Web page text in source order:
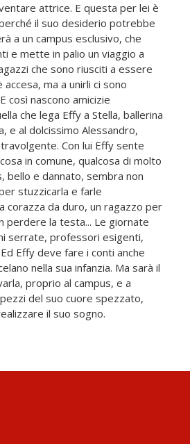
attrice. E questa per lei è
il suo desiderio potrebbe
a un campus esclusivo, che
e mette in palio un viaggio a
che sono riusciti a essere
ma a unirli ci sono
così nascono amicizie
che lega Effy a Stella, ballerina
e al dolcissimo Alessandro,
Con lui Effy sente
in comune, qualcosa di molto
bello e dannato, sembra non
stuzzicarla e farle
corazza da duro, un ragazzo per
perdere la testa... Le giornate
serrate, professori esigenti,
Effy deve fare i conti anche
nella sua infanzia. Ma sarà il
proprio al campus, e a
del suo cuore spezzato,
il suo sogno.